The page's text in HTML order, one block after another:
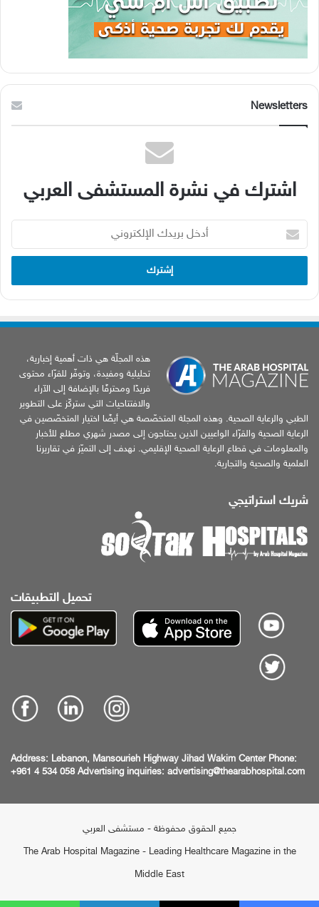
Newsletters
اشترك في نشرة المستشفى العربي
بريدك
الإلكتروني
هذه المجلّة هي ذات أهمية إخبارية،
تحليلية ومفيدة، وتوفّر للقرّاء محتوى
فريدًا ومحترفًا بالإضافة إلى الآراء
والافتتاحيات التي ستركّز على التطوير
الطبي والرعاية الصحية. وهذه المجلة المتخصّصة هي أيضًا اختيار المتخصّصين في
الرعاية الصحية والقرّاء الواعيين الذين يحتاجون إلى مصدر شهري مطلع للأخبار
والمعلومات في قطاع الرعاية الصحية الإقليمي. نهدف إلى التميّز في تقاريرنا
العلمية والصحية والتجارية.
شريك استراتيجي
تحميل التطبيقات
Address: Lebanon, Mansourieh Highway Jihad Wakim Center Phone:
+961 4 534 058 Advertising inquiries: advertising@thearabhospital.com
جميع الحقوق محفوظة - مستشفى العربي
The Arab Hospital Magazine - Leading Healthcare Magazine in the
Middle East